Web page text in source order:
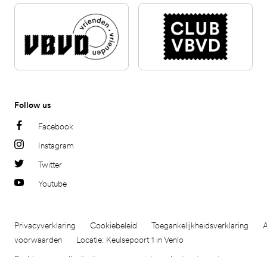
Follow us
Facebook
Instagram
Twitter
Youtube
Privacyverklaring Cookiebeleid Toegankelijkheidsverklaring
voorwaarden
Locatie: Keulsepoort 1 in Venlo